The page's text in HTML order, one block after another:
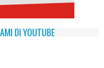
DI YOUTUBE